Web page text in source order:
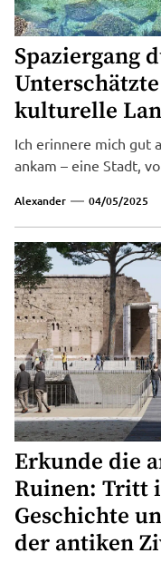
Spaziergang
kulturelle
Ich erinnere mich gut
ankam – eine Stadt,
Alexander 04/05/2025
Erkunde die
Ruinen: Tritt
Geschichte
der antiken